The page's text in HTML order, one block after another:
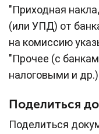
"Приходная
(или УПД) от
на комиссию
"Прочее (с
налоговыми и
Поделиться
Поделиться